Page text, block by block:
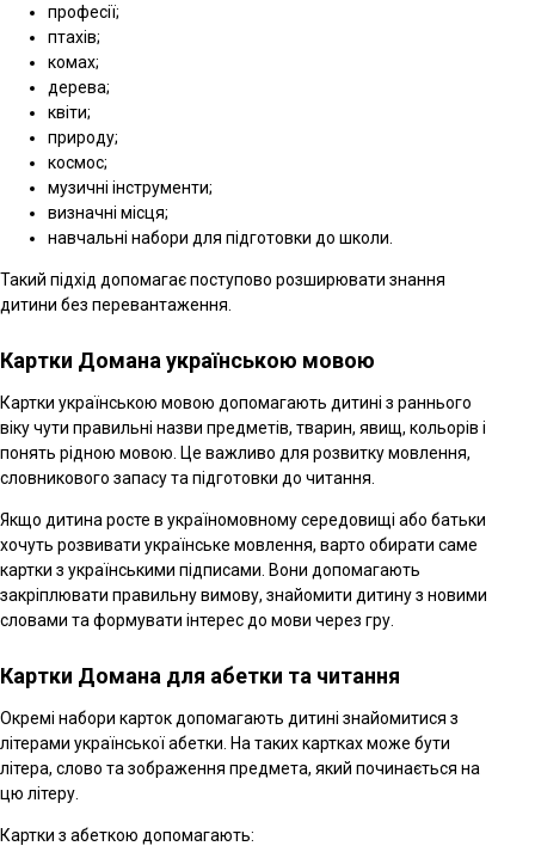
професії;
птахів;
комах;
дерева;
квіти;
природу;
космос;
музичні інструменти;
визначні місця;
навчальні набори для підготовки до школи.
Такий підхід допомагає поступово розширювати знання
дитини без перевантаження.
Картки Домана українською мовою
Картки українською мовою допомагають дитині з раннього
віку чути правильні назви предметів, тварин, явищ, кольорів і
понять рідною мовою. Це важливо для розвитку мовлення,
словникового запасу та підготовки до читання.
Якщо дитина росте в україномовному середовищі або батьки
хочуть розвивати українське мовлення, варто обирати саме
картки з українськими підписами. Вони допомагають
закріплювати правильну вимову, знайомити дитину з новими
словами та формувати інтерес до мови через гру.
Картки Домана для абетки та читання
Окремі набори карток допомагають дитині знайомитися з
літерами української абетки. На таких картках може бути
літера, слово та зображення предмета, який починається на
цю літеру.
Картки з абеткою допомагають: